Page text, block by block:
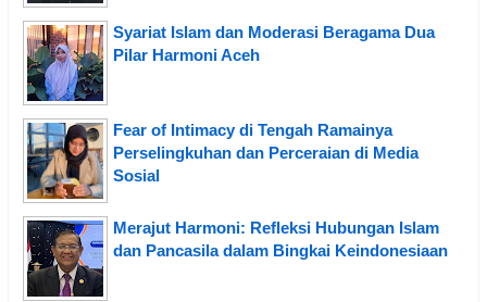
Syariat Islam dan Moderasi Beragama Dua
Pilar Harmoni Aceh
Fear of Intimacy di Tengah Ramainya
Perselingkuhan dan Perceraian di Media
Sosial
Merajut Harmoni: Refleksi Hubungan Islam
dan Pancasila dalam Bingkai Keindonesiaan